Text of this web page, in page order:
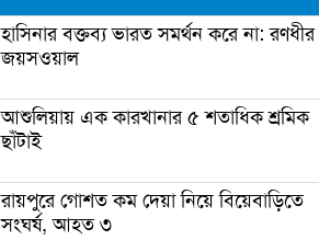
হাসিনার বক্তব্য ভারত সমর্থন করে না: রণধীর
জয়সওয়াল
আশুলিয়ায় এক কারখানার ৫ শতাধিক শ্রমিক
ছাঁটাই
রায়পুরে গোশত কম দেয়া নিয়ে বিয়েবাড়িতে
সংঘর্ষ, আহত ৩